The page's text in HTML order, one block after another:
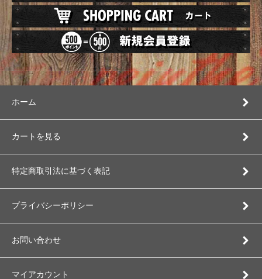
ホーム
カートを見る
特定商取引法に基づく表記
プライバシーポリシー
お問い合わせ
マイアカウント